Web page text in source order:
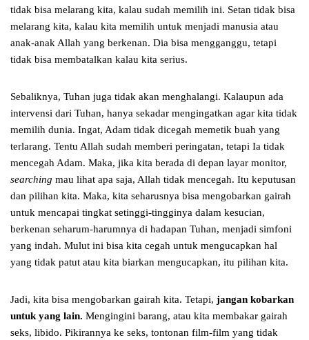
tidak bisa melarang kita, kalau sudah memilih ini. Setan tidak bisa
melarang kita, kalau kita memilih untuk menjadi manusia atau
anak-anak Allah yang berkenan. Dia bisa mengganggu, tetapi
tidak bisa membatalkan kalau kita serius.
Sebaliknya, Tuhan juga tidak akan menghalangi. Kalaupun ada
intervensi dari Tuhan, hanya sekadar mengingatkan agar kita tidak
memilih dunia. Ingat, Adam tidak dicegah memetik buah yang
terlarang. Tentu Allah sudah memberi peringatan, tetapi Ia tidak
mencegah Adam. Maka, jika kita berada di depan layar monitor,
searching mau lihat apa saja, Allah tidak mencegah. Itu keputusan
dan pilihan kita. Maka, kita seharusnya bisa mengobarkan gairah
untuk mencapai tingkat setinggi-tingginya dalam kesucian,
berkenan seharum-harumnya di hadapan Tuhan, menjadi simfoni
yang indah. Mulut ini bisa kita cegah untuk mengucapkan hal
yang tidak patut atau kita biarkan mengucapkan, itu pilihan kita.
Jadi, kita bisa mengobarkan gairah kita. Tetapi, jangan kobarkan
untuk yang lain. Mengingini barang, atau kita membakar gairah
seks, libido. Pikirannya ke seks, tontonan film-film yang tidak